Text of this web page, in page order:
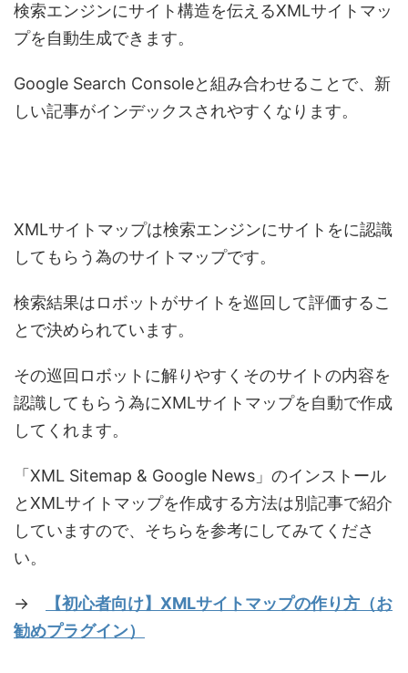
検索エンジンにサイト構造を伝えるXMLサイトマッ
プを自動生成できます。
Google Search Consoleと組み合わせることで、新
しい記事がインデックスされやすくなります。
XMLサイトマップは検索エンジンにサイトをに認識
してもらう為のサイトマップです。
検索結果はロボットがサイトを巡回して評価するこ
とで決められています。
その巡回ロボットに解りやすくそのサイトの内容を
認識してもらう為にXMLサイトマップを自動で作成
してくれます。
「XML Sitemap & Google News」のインストール
とXMLサイトマップを作成する方法は別記事で紹介
していますので、そちらを参考にしてみてくださ
い。
→
【初心者向け】XMLサイトマップの作り方（お
勧めプラグイン）